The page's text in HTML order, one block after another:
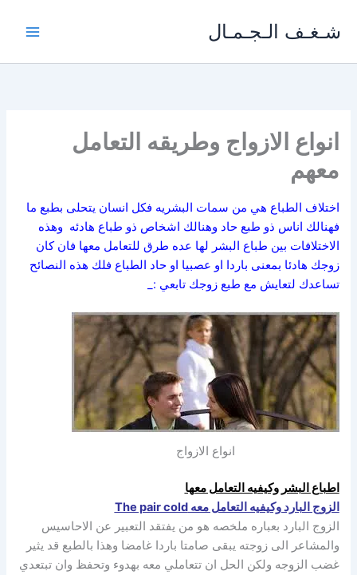
شـغـف الـجـمـال
انواع الازواج وطريقه التعامل
معهم
اختلاف الطباع هي من سمات البشريه فكل انسان يتحلى بطبع ما
فهنالك اناس ذو طبع حاد وهنالك اشخاص ذو طباع هادئه وهذه
الاختلافات بين طباع البشر لها عده طرق للتعامل معها فان كان
زوجك هادئا بمعنى باردا او عصبيا او حاد الطباع فلك هذه النصائح
تساعدك لتعايش مع طبع زوجك تابعي :_
انواع الازواج
اطباع البشر وكيفيه التعامل معها
الزوج البارد وكيفيه التعامل معه The pair cold
الزوج البارد بعباره ملخصه هو من يفتقد التعبير عن الاحاسيس
والمشاعر الى زوجته يبقى صامتا باردا غامضا وهذا بالطبع قد يثير
غضب الزوجه ولكن الحل ان تتعاملي معه بهدوء وتحفظ وان تبتعدي